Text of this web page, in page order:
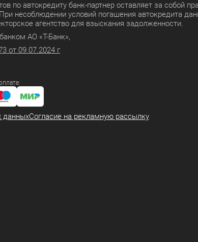
автокредиту банк-партнер оставляет за собой
несоблюдении условий погашения автокредита
агентство для взыскания задолженности.
АО «Т-Банк»,
от 09.07.2024 г
данныхСогласие на рекламную рассылку